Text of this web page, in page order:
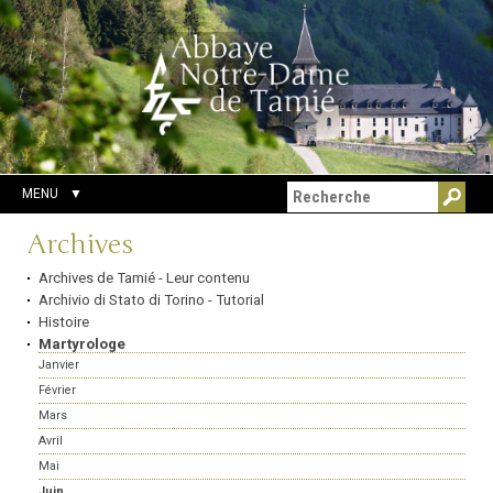
Aller
au
contenu.
|
Aller
à
la
navigation
Outils
personnels
Chercher par
Recherche
avancée…
MENU
Navigation
Archives
Archives de Tamié - Leur contenu
Archivio di Stato di Torino - Tutorial
Histoire
Martyrologe
Janvier
Février
Mars
Avril
Mai